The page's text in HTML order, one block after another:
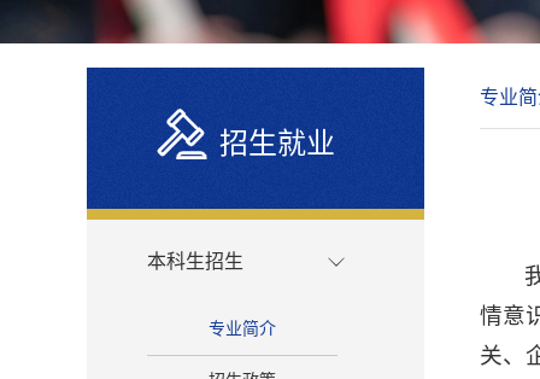
招生就业
本科生招生
专业简介
专业
情意
关、